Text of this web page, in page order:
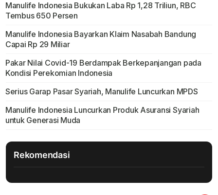
Manulife Indonesia Bukukan Laba Rp 1,28 Triliun, RBC
Tembus 650 Persen
Manulife Indonesia Bayarkan Klaim Nasabah Bandung
Capai Rp 29 Miliar
Pakar Nilai Covid-19 Berdampak Berkepanjangan pada
Kondisi Perekomian Indonesia
Serius Garap Pasar Syariah, Manulife Luncurkan MPDS
Manulife Indonesia Luncurkan Produk Asuransi Syariah
untuk Generasi Muda
Rekomendasi